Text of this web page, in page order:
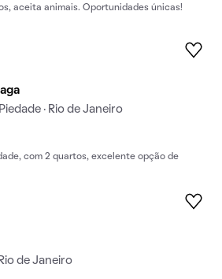
aceita animais. Oportunidades únicas!
· Rio de Janeiro
com 2 quartos, excelente opção de
de Janeiro